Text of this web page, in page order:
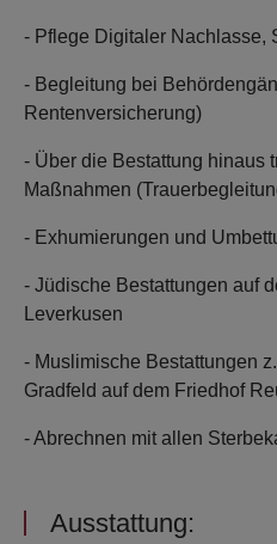
- Pflege Digitaler Nachlasse,
- Begleitung bei
Rentenversicherung)
- Über die Bestattung hinaus
Maßnahmen
- Exhumierungen und
- Jüdische Bestattungen auf
Leverkusen
- Muslimische Bestattungen
Gradfeld auf dem Friedhof
- Abrechnen mit allen
Ausstattung: